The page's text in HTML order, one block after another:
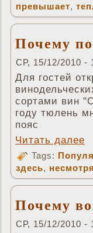
превышает,
Почему
СР, 15/12/2010 -
Для гостей
сортами вин
году тюлень
пояс
Читать далее
Tags:
здесь,
Почему
СР, 15/12/2010 -